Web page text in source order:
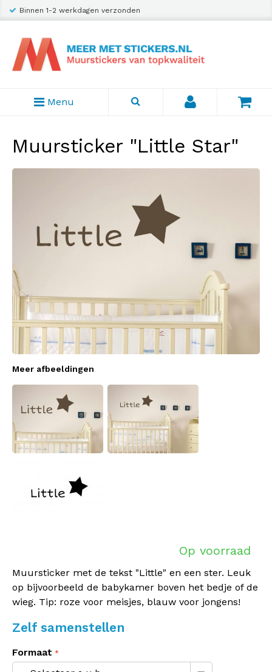
Binnen 1-2 werkdagen verzonden
Menu
Muursticker "Little Star"
Meer afbeeldingen
Op voorraad
Muursticker met de tekst "Little" en een ster. Leuk
op bijvoorbeeld de babykamer boven het bedje of de
wieg. Tip: roze voor meisjes, blauw voor jongens!
Zelf samenstellen
Formaat